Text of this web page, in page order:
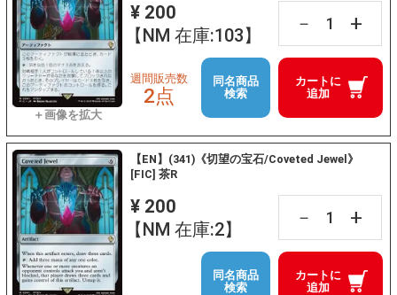
¥ 200
【NM 在庫:103】
－ +
カートに
追加
週間販売数
2点
同名商品
検索
【EN】(341)《切望の宝石/Coveted Jewel》
[FIC] 茶R
¥ 200
【NM 在庫:2】
－ +
カートに
追加
同名商品
検索